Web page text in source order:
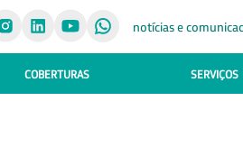
notícias e
COBERTURAS SERVIÇOS